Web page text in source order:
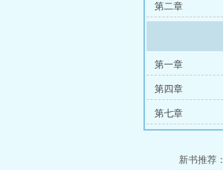
第二章
第一章
第四章
第七章
新书推荐：